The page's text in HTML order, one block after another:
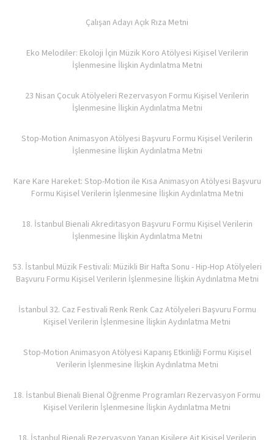
Çalışan Adayı Açık Rıza Metni
Eko Melodiler: Ekoloji İçin Müzik Koro Atölyesi Kişisel Verilerin
İşlenmesine İlişkin Aydınlatma Metni
23 Nisan Çocuk Atölyeleri Rezervasyon Formu Kişisel Verilerin
İşlenmesine İlişkin Aydınlatma Metni
Stop-Motion Animasyon Atölyesi Başvuru Formu Kişisel Verilerin
İşlenmesine İlişkin Aydınlatma Metni
Kare Kare Hareket: Stop-Motion ile Kısa Animasyon Atölyesi Başvuru
Formu Kişisel Verilerin İşlenmesine İlişkin Aydınlatma Metni
18. İstanbul Bienali Akreditasyon Başvuru Formu Kişisel Verilerin
İşlenmesine İlişkin Aydınlatma Metni
53. İstanbul Müzik Festivali: Müzikli Bir Hafta Sonu - Hip-Hop Atölyeleri
Başvuru Formu Kişisel Verilerin İşlenmesine İlişkin Aydınlatma Metni
İstanbul 32. Caz Festivali Renk Renk Caz Atölyeleri Başvuru Formu
Kişisel Verilerin İşlenmesine İlişkin Aydınlatma Metni
Stop-Motion Animasyon Atölyesi Kapanış Etkinliği Formu Kişisel
Verilerin İşlenmesine İlişkin Aydınlatma Metni
18. İstanbul Bienali Bienal Öğrenme Programları Rezervasyon Formu
Kişisel Verilerin İşlenmesine İlişkin Aydınlatma Metni